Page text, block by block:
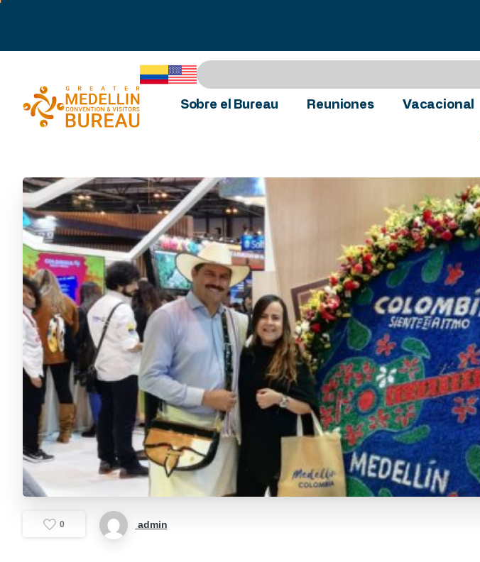
Sobre el Bureau Reuniones Vacacional
0 admin